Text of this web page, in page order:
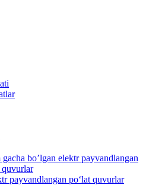
bo’lgan elektr payvandlangan
payvandlangan po‘lat quvurlar